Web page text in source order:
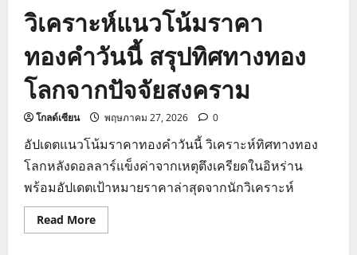
วิเคราะห์แนวโน้มราคา
ทองคำวันนี้ สรุปทิศทางทอง
โลกจากปัจจัยสงคราม
โกลด์เซียน พฤษภาคม 27, 2026 0
อัปเดตแนวโน้มราคาทองคำวันนี้ วิเคราะห์ทิศทางทอง
โลกหลังดอลลาร์แข็งค่าจากเหตุตึงเครียดในอิหร่าน
พร้อมอัปเดตเป้าหมายราคาล่าสุดจากนักวิเคราะห์
Read MoreRead
more